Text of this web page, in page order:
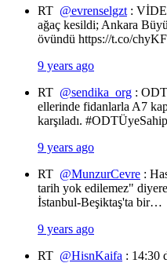
RT @evrenselgzt :
ağaç kesildi; Ankara
övündü https://t.co/
9 years ago
RT @sendika_org :
ellerinde fidanlarla A7
karşıladı.
9 years ago
RT @MunzurCevre :
tarih yok edilemez"
İstanbul-Beşiktaş'ta bir…
9 years ago
RT @HisnKaifa : 14:30